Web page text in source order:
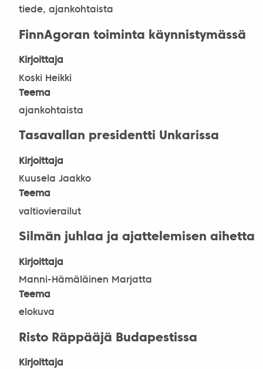
tiede, ajankohtaista
FinnAgoran toiminta käynnistymässä
Kirjoittaja
Koski Heikki
Teema
ajankohtaista
Tasavallan presidentti Unkarissa
Kirjoittaja
Kuusela Jaakko
Teema
valtiovierailut
Silmän juhlaa ja ajattelemisen aihetta
Kirjoittaja
Manni-Hämäläinen Marjatta
Teema
elokuva
Risto Räppääjä Budapestissa
Kirjoittaja